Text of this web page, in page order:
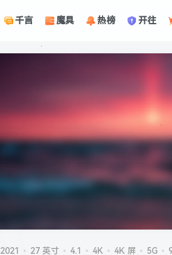
千言 魔具 热榜 开往
2021 27 英寸 4.1 4K 4K 屏 5G